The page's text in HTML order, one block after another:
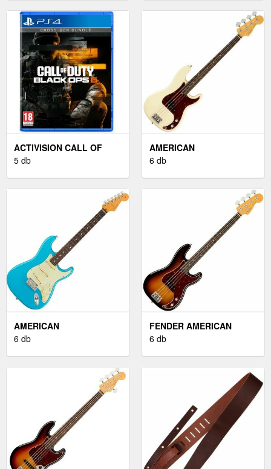
ACTIVISION CALL OF
DUTY BLACK OPS 4 (PS4)
5 db
AMERICAN
PROFESSIONAL II
6 db
AMERICAN
PROFESSIONAL II
6 db
FENDER AMERICAN
PROFESSIONAL II
6 db